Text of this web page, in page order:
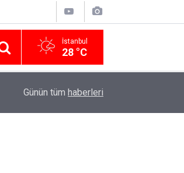
İstanbul
28 °C
Günün tüm haberleri